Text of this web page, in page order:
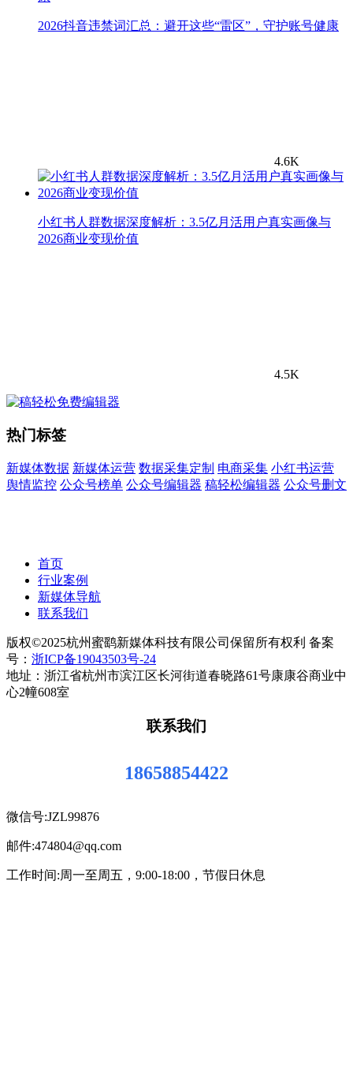
2026抖音违禁词汇总：避开这些“雷区”，守护账号健康
4.6K
小红书人群数据深度解析：3.5亿月活用户真实画像与
2026商业变现价值
4.5K
热门标签
新媒体数据 新媒体运营 数据采集定制 电商采集 小红书运营
舆情监控 公众号榜单 公众号编辑器 稿轻松编辑器 公众号删文
首页
行业案例
新媒体导航
联系我们
版权©2025杭州蜜鹞新媒体科技有限公司保留所有权利 备案
号： 浙ICP备19043503号-24
地址：浙江省杭州市滨江区长河街道春晓路61号康康谷商业中
心2幢608室
联系我们
18658854422
微信号:JZL99876
邮件:474804@qq.com
工作时间:周一至周五，9:00-18:00，节假日休息